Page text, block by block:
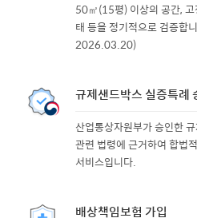
50㎡(15평) 이상의 공간,
태 등을 정기적으로 검증합
2026.03.20)
규제샌드박스 실증특례
산업통상자원부가 승인한
관련 법령에 근거하여 합법
서비스입니다.
배상책임보험 가입